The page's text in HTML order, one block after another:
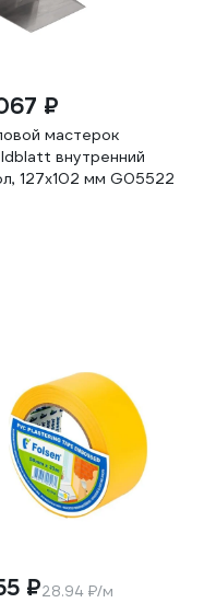
₽
мастерок
внутренний
127x102 мм G05522
₽28.94 ₽/м